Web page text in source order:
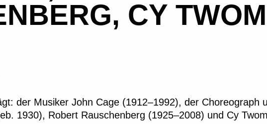
CY
der Musiker John Cage (1912–1992), der Choreograph
1930), Robert Rauschenberg (1925–2008) und Cy